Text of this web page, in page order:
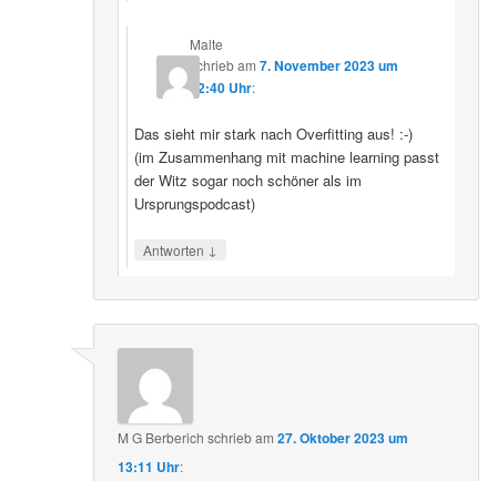
Malte
schriebam7. November 2023 um
22:40 Uhr:
Das sieht mir stark nach Overfitting aus! :-)
(im Zusammenhang mit machine learning passt
der Witz sogar noch schöner als im
Ursprungspodcast)
Antworten ↓
M G Berberich schriebam27. Oktober 2023 um
13:11 Uhr: